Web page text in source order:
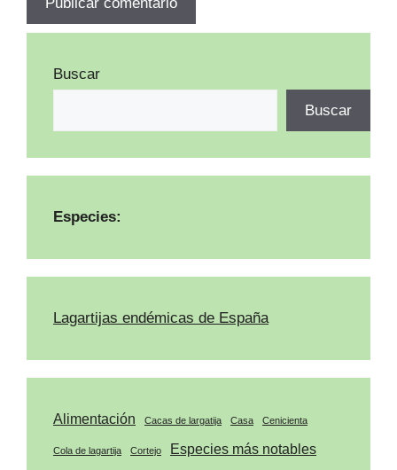
Buscar
Buscar
Especies:
Lagartijas endémicas de España
Alimentación Cacas de largatija Casa Cenicienta
Cola de lagartija Cortejo Especies más notables